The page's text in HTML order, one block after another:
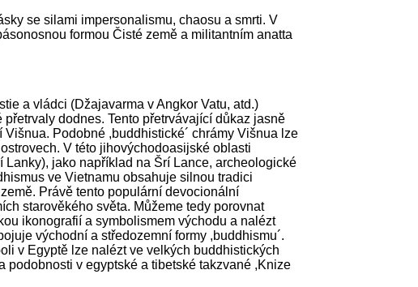
se silami impersonalismu, chaosu a smrti. V
formou Čisté země a militantním anatta
a vládci (Džajavarma v Angkor Vatu, atd.)
dodnes. Tento přetrvávající důkaz jasně
Podobné ,buddhistické´ chrámy Višnua lze
V této jihovýchodoasijské oblasti
jako například na Šrí Lance, archeologické
ve Vietnamu obsahuje silnou tradici
Právě tento populární devocionální
starověkého světa. Můžeme tedy porovnat
ikonografií a symbolismem východu a nalézt
východní a středozemní formy ,buddhismu´.
v Egyptě lze nalézt ve velkých buddhistických
v egyptské a tibetské takzvané ,Knize